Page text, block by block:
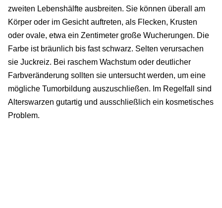
zweiten Lebenshälfte ausbreiten. Sie können überall am
Körper oder im Gesicht auftreten, als Flecken, Krusten
oder ovale, etwa ein Zentimeter große Wucherungen. Die
Farbe ist bräunlich bis fast schwarz. Selten verursachen
sie Juckreiz. Bei raschem Wachstum oder deutlicher
Farbveränderung sollten sie untersucht werden, um eine
mögliche Tumorbildung auszuschließen. Im Regelfall sind
Alterswarzen gutartig und ausschließlich ein kosmetisches
Problem.